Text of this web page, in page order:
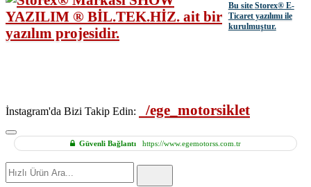
Bu site Storex® E-
Ticaret yazılımı ile
kurulmuştur.
İnstagram'da Bizi Takip Edin: /ege_motorsiklet
Güvenli Bağlantı https://www.egemotorss.com.tr
Hızlı
Ürün